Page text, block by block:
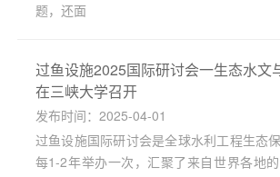
题，还面
过鱼设施2025国际研讨会一生态水文
在三峡大学召开
发布时间：2025-04-01
过鱼设施国际研讨会是全球水利工程生态
每1-2年举办一次，汇聚了来自世界各地